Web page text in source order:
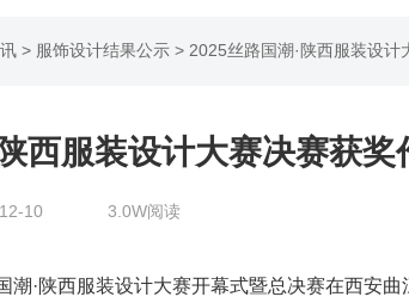
> 服饰设计结果公示 > 2025丝路国潮·陕西服装设计
西服装设计大赛决赛获奖
10 3.0W阅读
潮·陕西服装设计大赛开幕式暨总决赛在西安曲